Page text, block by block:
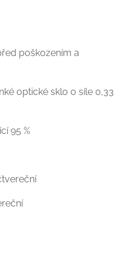
poškozením a
optické sklo o síle 0,33
95 %